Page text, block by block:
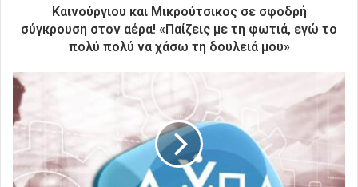
κ
σ
α
Καινούργιου και Μικρούτσικος σε σφοδρή
σύγκρουση στον αέρα! «Παίζεις με τη φωτιά, εγώ το
πολύ πολύ να χάσω τη δουλειά μου»